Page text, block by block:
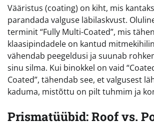
Vääristus (coating) on kiht, mis
parandada valguse läbilaskvust.
terminit “Fully Multi-Coated”, mis
klaasipindadele on kantud
vähendab peegeldusi ja suunab
sinu silma. Kui binokkel on vaid
Coated”, tähendab see, et valgusest
kaduma, mistõttu on pilt tuhmim ja
Prismatüübid: Roof vs.